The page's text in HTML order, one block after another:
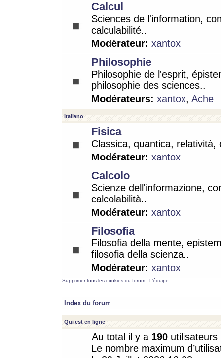
Calcul
Sciences de l'information,
calculabilité..
Modérateur: xantox
Philosophie
Philosophie de l'esprit,
philosophie des sciences..
Modérateurs: xantox, Ache
Italiano
Fisica
Classica, quantica, relatività,
Modérateur: xantox
Calcolo
Scienze dell'informazione,
calcolabilità..
Modérateur: xantox
Filosofia
Filosofia della mente,
filosofia della scienza..
Modérateur: xantox
Supprimer tous les cookies du forum | L’équipe
Index du forum
Qui est en ligne
Au total il y a 190
Le nombre maximum